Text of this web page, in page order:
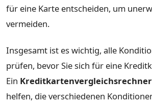
für eine Karte entscheiden, um
vermeiden.
Insgesamt ist es wichtig, alle
prüfen, bevor Sie sich für eine
Ein Kreditkartenvergleichsrechner
helfen, die verschiedenen